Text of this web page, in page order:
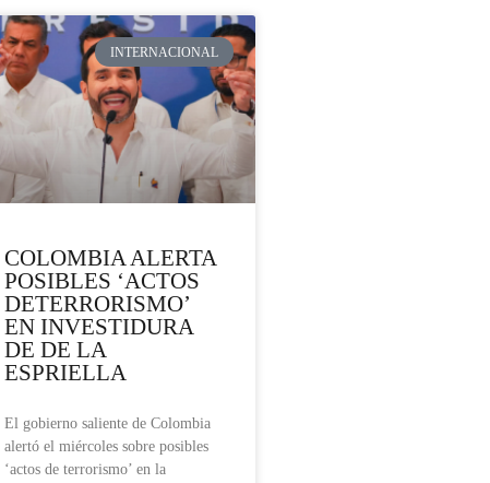
INTERNACIONAL
COLOMBIA ALERTA
POSIBLES ‘ACTOS
DETERRORISMO’
EN INVESTIDURA
DE DE LA
ESPRIELLA
El gobierno saliente de Colombia
alertó el miércoles sobre posibles
‘actos de terrorismo’ en la